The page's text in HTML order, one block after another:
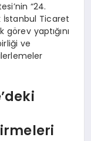
“24.
İstanbul Ticaret
yaptığını
ve